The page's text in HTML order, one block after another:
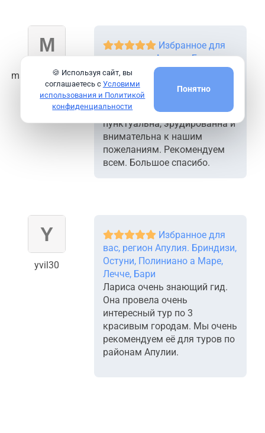
marina20.somov
Избранное для
вас, регион Апулия. Бриндизи,
Остуни, Полиниано а Маре,
Лечче, Бари
Да, всё понравилось, гид
Лариса была очень
пунктуальна, эрудированна и
внимательна к нашим
пожеланиям. Рекомендуем
всем. Большое спасибо.
yvil30
Избранное для
вас, регион Апулия. Бриндизи,
Остуни, Полиниано а Маре,
Лечче, Бари
Лариса очень знающий гид.
Она провела очень
интересный тур по 3
красивым городам. Мы очень
рекомендуем её для туров по
районам Апулии.
🍪 Используя сайт, вы
соглашаетесь с Условими
использования и Политикой
конфиденциальности
Понятно